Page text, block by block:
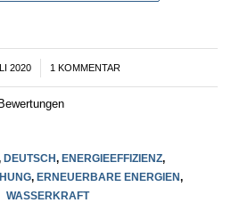
2020 1 KOMMENTAR
DEUTSCH, ENERGIEEFFIZIENZ,
, ERNEUERBARE ENERGIEN,
WASSERKRAFT